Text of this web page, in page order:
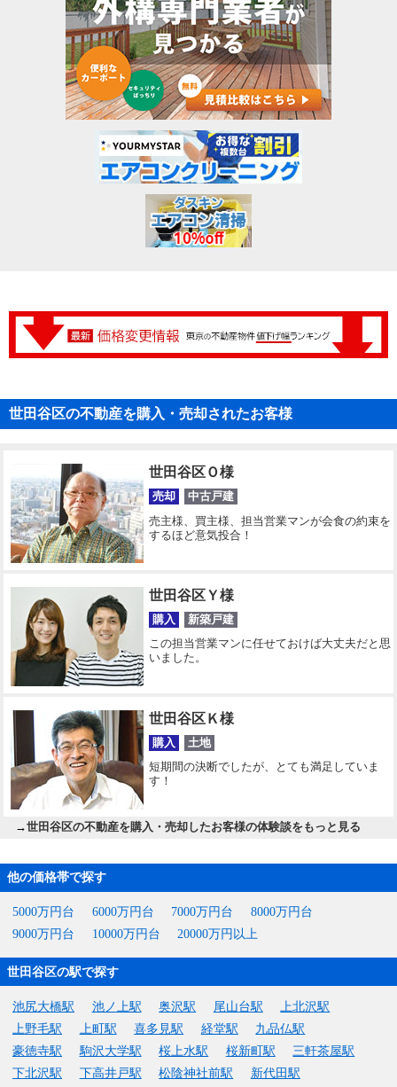
世田谷区の不動産を購入・売却されたお客様
世田谷区Ｏ様
売却
中古戸建
売主様、買主様、担当営業マンが会食の約束を
するほど意気投合！
世田谷区Ｙ様
購入
新築戸建
この担当営業マンに任せておけば大丈夫だと思
いました。
世田谷区Ｋ様
購入
土地
短期間の決断でしたが、とても満足していま
す！
→世田谷区の不動産を購入・売却したお客様の体験談をもっと見る
他の価格帯で探す
5000万円台 6000万円台 7000万円台
8000万円台
9000万円台
10000万円台 20000万円以上
世田谷区の駅で探す
池尻大橋駅 池ノ上駅 奥沢駅 尾山台駅
上北沢駅
上野毛駅
上町駅 喜多見駅 経堂駅
九品仏駅
豪徳寺駅
駒沢大学駅 桜上水駅 桜新町駅
三軒茶屋駅
下北沢駅
下高井戸駅 松陰神社前駅 新代田駅